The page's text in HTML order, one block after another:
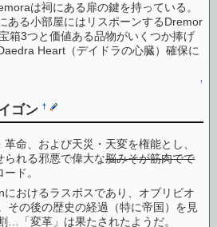
は祠にある扉の鍵を持っている。
ある小部屋にはリスポーンするDremor
箱3つと価値ある品物がいくつか捧げ
Heart（デイドラの心臓）確保に
↑
ゴン†
命、および天災・天変を権能とし、
られる邪悪で偉大な脳みそが筋肉でで
ド。
におけるラスボスであり、オブリビオ
その後の歴史の経過（特に帝国）を見
…「変革」は果たされたようだ。